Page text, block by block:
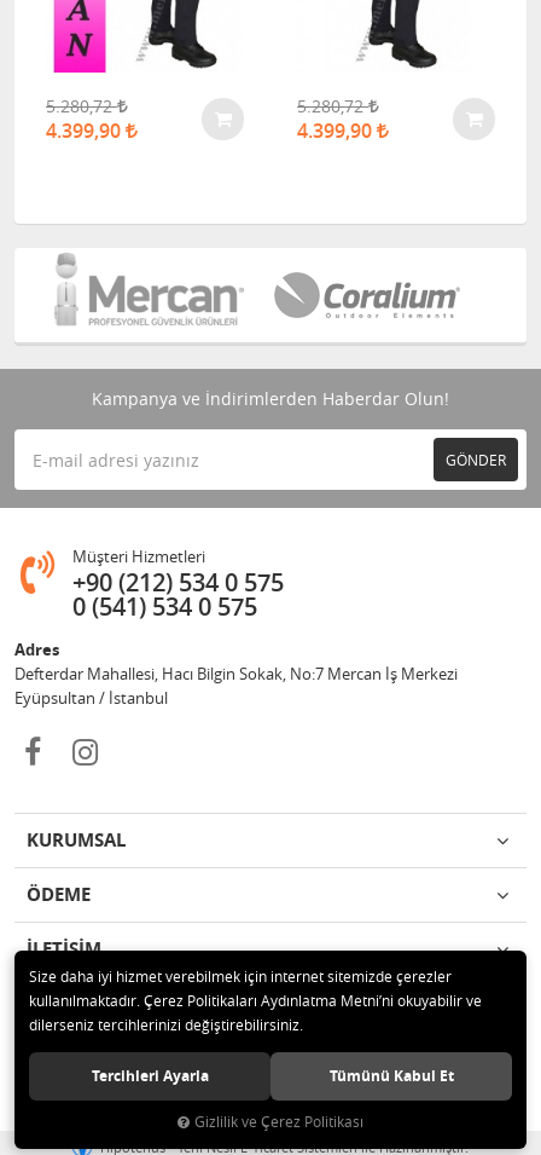
5.280,72
4.399,90
5.280,72
4.399,90
Kampanya ve İndirimlerden Haberdar Olun!
GÖNDER
Müşteri Hizmetleri
+90 (212) 534 0 575
0 (541) 534 0 575
Adres
Defterdar Mahallesi, Hacı Bilgin Sokak, No:7 Mercan İş Merkezi
Eyüpsultan / İstanbul
KURUMSAL
ÖDEME
İLETİŞİM
© 2018 MERCAN PROFESYONEL GÜVENLİK ÜRÜNLERİ Tüm hakları
saklıdır.
Hipotenüs Yeni Nesil E-Ticaret Sistemleri ile Hazırlanmıştır.
Size daha iyi hizmet verebilmek için internet sitemizde çerezler
kullanılmaktadır. Çerez Politikaları Aydınlatma Metni’ni okuyabilir ve
dilerseniz tercihlerinizi değiştirebilirsiniz.
Tercihleri Ayarla Tümünü Kabul Et
Gizlilik ve Çerez Politikası